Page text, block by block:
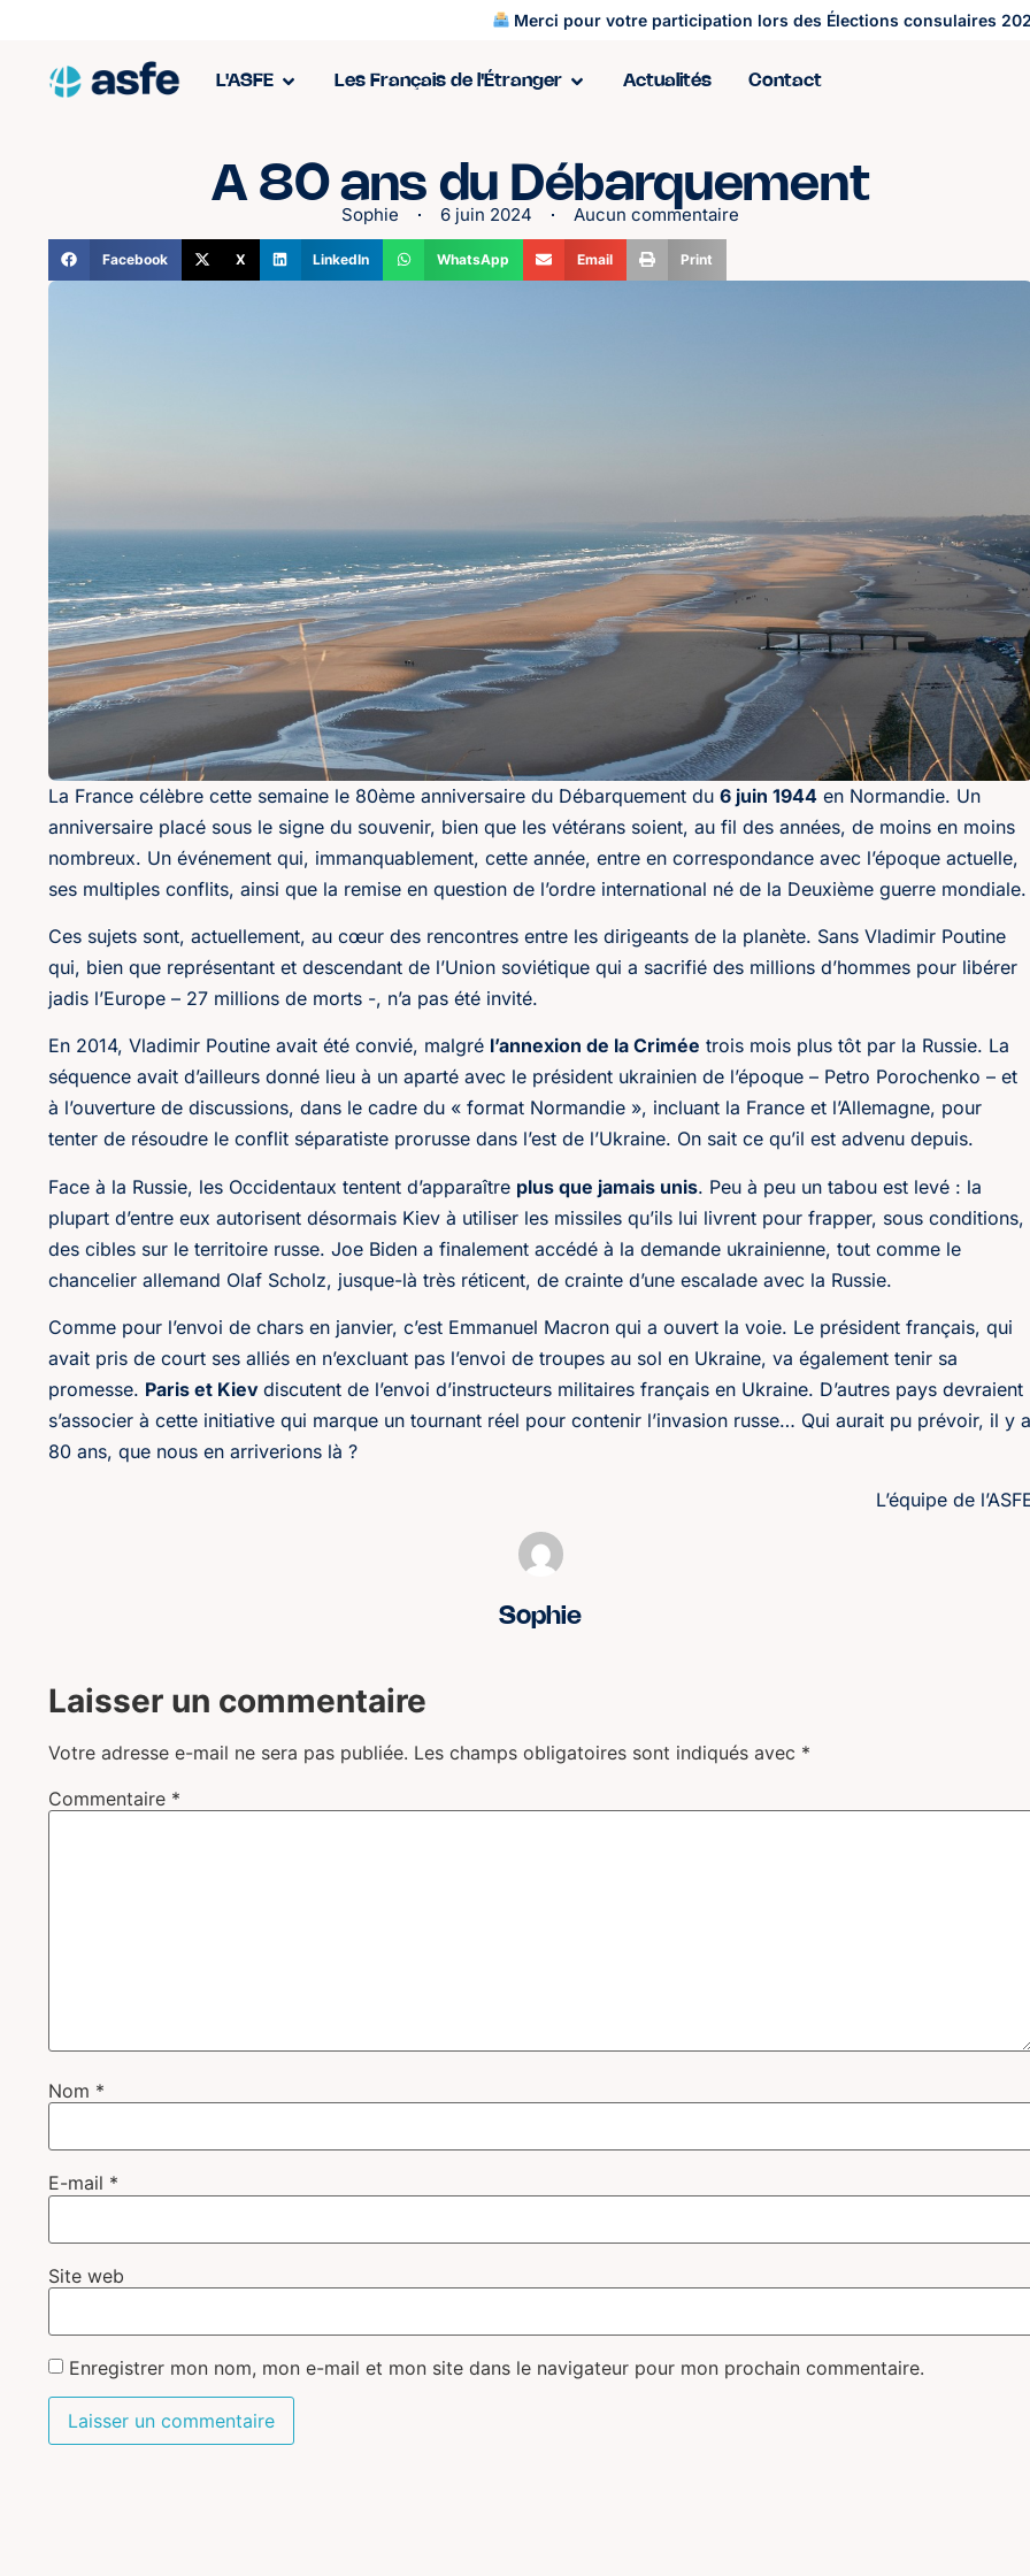
Merci pour votre participation lors des Élections consulaires
L'ASFE Les Français de l'Étranger Actualités Contact
A 80 ans du Débarquement
Sophie 6 juin 2024 Aucun commentaire
Facebook X LinkedIn WhatsApp Email Print
La France célèbre cette semaine le 80ème anniversaire du Débarquement du 6 juin 1944 en Normandie. Un
anniversaire placé sous le signe du souvenir, bien que les vétérans soient, au fil des années, de moins en moins
nombreux. Un événement qui, immanquablement, cette année, entre en correspondance avec l’époque actuelle,
ses multiples conflits, ainsi que la remise en question de l’ordre international né de la Deuxième guerre mondiale.
Ces sujets sont, actuellement, au cœur des rencontres entre les dirigeants de la planète. Sans Vladimir Poutine
qui, bien que représentant et descendant de l’Union soviétique qui a sacrifié des millions d’hommes pour libérer
jadis l’Europe – 27 millions de morts -, n’a pas été invité.
En 2014, Vladimir Poutine avait été convié, malgré l’annexion de la Crimée trois mois plus tôt par la Russie. La
séquence avait d’ailleurs donné lieu à un aparté avec le président ukrainien de l’époque – Petro Porochenko – et
à l’ouverture de discussions, dans le cadre du « format Normandie », incluant la France et l’Allemagne, pour
tenter de résoudre le conflit séparatiste prorusse dans l’est de l’Ukraine. On sait ce qu’il est advenu depuis.
Face à la Russie, les Occidentaux tentent d’apparaître plus que jamais unis. Peu à peu un tabou est levé : la
plupart d’entre eux autorisent désormais Kiev à utiliser les missiles qu’ils lui livrent pour frapper, sous conditions,
des cibles sur le territoire russe. Joe Biden a finalement accédé à la demande ukrainienne, tout comme le
chancelier allemand Olaf Scholz, jusque-là très réticent, de crainte d’une escalade avec la Russie.
Comme pour l’envoi de chars en janvier, c’est Emmanuel Macron qui a ouvert la voie. Le président français, qui
avait pris de court ses alliés en n’excluant pas l’envoi de troupes au sol en Ukraine, va également tenir sa
promesse. Paris et Kiev discutent de l’envoi d’instructeurs militaires français en Ukraine. D’autres pays devraient
s’associer à cette initiative qui marque un tournant réel pour contenir l’invasion russe… Qui aurait pu prévoir, il y a
80 ans, que nous en arriverions là ?
L’équipe de
Sophie
Laisser un commentaire
Votre adresse e-mail ne sera pas publiée. Les champs obligatoires sont indiqués avec *
Commentaire *
Nom *
E-mail *
Site web
Enregistrer mon nom, mon e-mail et mon site dans le navigateur pour mon prochain commentaire.